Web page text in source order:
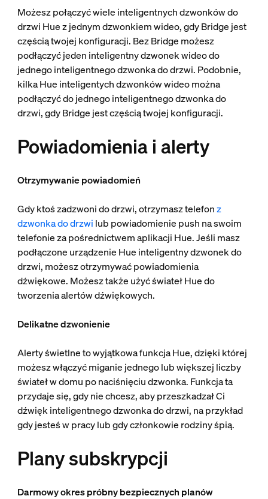
Możesz połączyć wiele inteligentnych dzwonków do
drzwi Hue z jednym dzwonkiem wideo, gdy Bridge jest
częścią twojej konfiguracji. Bez Bridge możesz
podłączyć jeden inteligentny dzwonek wideo do
jednego inteligentnego dzwonka do drzwi. Podobnie,
kilka Hue inteligentych dzwonków wideo można
podłączyć do jednego inteligentnego dzwonka do
drzwi, gdy Bridge jest częścią twojej konfiguracji.
Powiadomienia i alerty
Otrzymywanie powiadomień
Gdy ktoś zadzwoni do drzwi, otrzymasz telefonz
dzwonka do drzwi lub powiadomienie push na swoim
telefonie za pośrednictwem aplikacji Hue. Jeśli masz
podłączone urządzenie Hue inteligentny dzwonek do
drzwi, możesz otrzymywać powiadomienia
dźwiękowe. Możesz także użyć świateł Hue do
tworzenia alertów dźwiękowych.
Delikatne dzwonienie
Alerty świetlne to wyjątkowa funkcja Hue, dzięki której
możesz włączyć miganie jednego lub większej liczby
świateł w domu po naciśnięciu dzwonka. Funkcja ta
przydaje się, gdy nie chcesz, aby przeszkadzał Ci
dźwięk inteligentnego dzwonka do drzwi, na przykład
gdy jesteś w pracy lub gdy członkowie rodziny śpią.
Plany subskrypcji
Darmowy okres próbny bezpiecznych planów